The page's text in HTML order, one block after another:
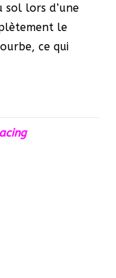
sol lors d’une
le
ce qui